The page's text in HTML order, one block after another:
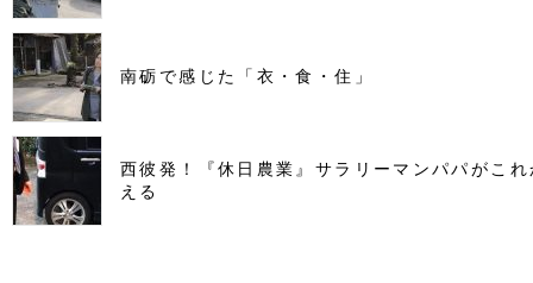
南砺で感じた「衣・食・住」
西彼発！『休日農業』サラリーマンパパがこ
える